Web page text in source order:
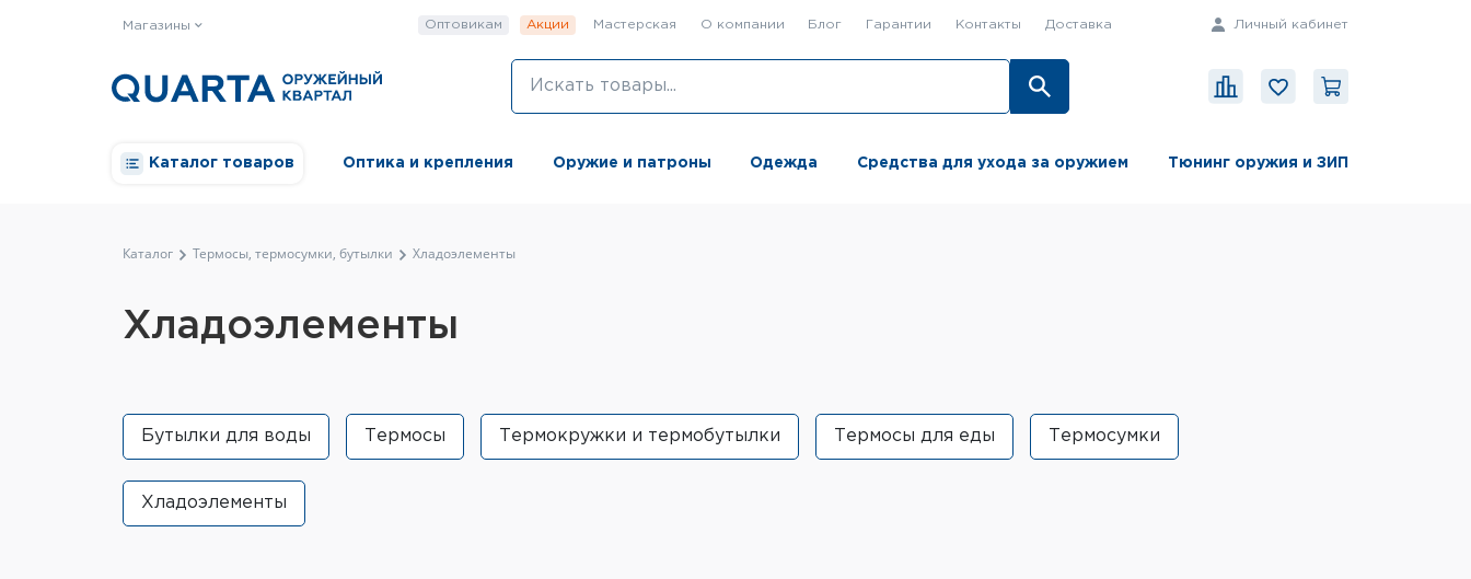
Магазины Оптовикам Акции Мастерская О компании Блог Гарантии Контакты Доставка Личный кабинет
Каталог товаров Оптика и крепления Оружие и патроны Одежда Средства для ухода за оружием Тюнинг оружия и ЗИП
Каталог Термосы, термосумки, бутылки Хладоэлементы
Хладоэлементы
Бутылки для воды Термосы Термокружки и термобутылки Термосы для еды Термосумки
Хладоэлементы